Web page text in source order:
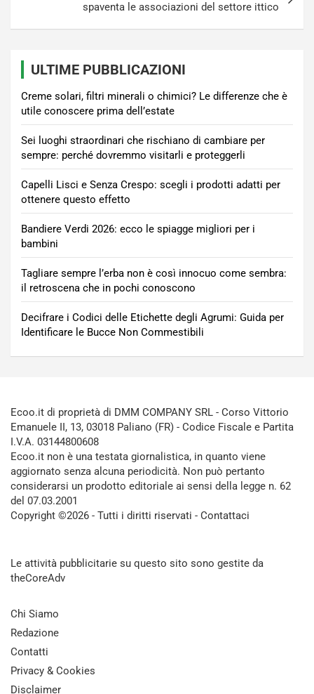
spaventa le associazioni del settore ittico
ULTIME PUBBLICAZIONI
Creme solari, filtri minerali o chimici? Le differenze che è
utile conoscere prima dell’estate
Sei luoghi straordinari che rischiano di cambiare per
sempre: perché dovremmo visitarli e proteggerli
Capelli Lisci e Senza Crespo: scegli i prodotti adatti per
ottenere questo effetto
Bandiere Verdi 2026: ecco le spiagge migliori per i
bambini
Tagliare sempre l’erba non è così innocuo come sembra:
il retroscena che in pochi conoscono
Decifrare i Codici delle Etichette degli Agrumi: Guida per
Identificare le Bucce Non Commestibili
Ecoo.it di proprietà di DMM COMPANY SRL - Corso Vittorio
Emanuele II, 13, 03018 Paliano (FR) - Codice Fiscale e Partita
I.V.A. 03144800608
Ecoo.it non è una testata giornalistica, in quanto viene
aggiornato senza alcuna periodicità. Non può pertanto
considerarsi un prodotto editoriale ai sensi della legge n. 62
del 07.03.2001
Copyright ©2026 - Tutti i diritti riservati - Contattaci
Le attività pubblicitarie su questo sito sono gestite da
theCoreAdv
Chi Siamo
Redazione
Contatti
Privacy & Cookies
Disclaimer